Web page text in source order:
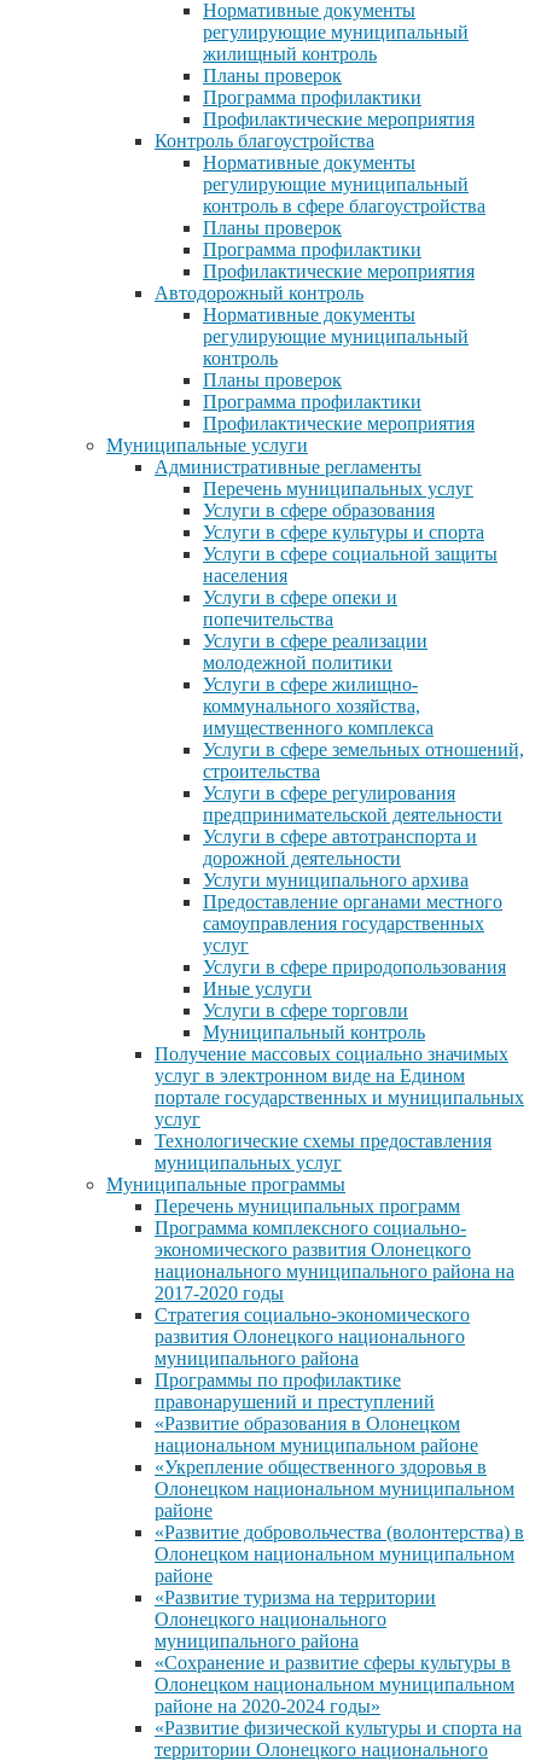
Нормативные документы
регулирующие муниципальный
жилищный контроль
Планы проверок
Программа профилактики
Профилактические мероприятия
Контроль благоустройства
Нормативные документы
регулирующие муниципальный
контроль в сфере благоустройства
Планы проверок
Программа профилактики
Профилактические мероприятия
Автодорожный контроль
Нормативные документы
регулирующие муниципальный
контроль
Планы проверок
Программа профилактики
Профилактические мероприятия
Муниципальные услуги
Административные регламенты
Перечень муниципальных услуг
Услуги в сфере образования
Услуги в сфере культуры и спорта
Услуги в сфере социальной защиты
населения
Услуги в сфере опеки и
попечительства
Услуги в сфере реализации
молодежной политики
Услуги в сфере жилищно-
коммунального хозяйства,
имущественного комплекса
Услуги в сфере земельных отношений,
строительства
Услуги в сфере регулирования
предпринимательской деятельности
Услуги в сфере автотранспорта и
дорожной деятельности
Услуги муниципального архива
Предоставление органами местного
самоуправления государственных
услуг
Услуги в сфере природопользования
Иные услуги
Услуги в сфере торговли
Муниципальный контроль
Получение массовых социально значимых
услуг в электронном виде на Едином
портале государственных и муниципальных
услуг
Технологические схемы предоставления
муниципальных услуг
Муниципальные программы
Перечень муниципальных программ
Программа комплексного социально-
экономического развития Олонецкого
национального муниципального района на
2017-2020 годы
Стратегия социально-экономического
развития Олонецкого национального
муниципального района
Программы по профилактике
правонарушений и преступлений
«Развитие образования в Олонецком
национальном муниципальном районе
«Укрепление общественного здоровья в
Олонецком национальном муниципальном
районе
«Развитие добровольчества (волонтерства) в
Олонецком национальном муниципальном
районе
«Развитие туризма на территории
Олонецкого национального
муниципального района
«Сохранение и развитие сферы культуры в
Олонецком национальном муниципальном
районе на 2020-2024 годы»
«Развитие физической культуры и спорта на
территории Олонецкого национального